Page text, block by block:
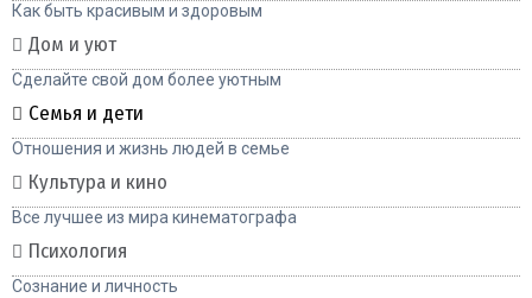
Как быть красивым и здоровым
Дом и уют
Сделайте свой дом более уютным
Семья и дети
Отношения и жизнь людей в семье
Культура и кино
Все лучшее из мира кинематографа
Психология
Сознание и личность